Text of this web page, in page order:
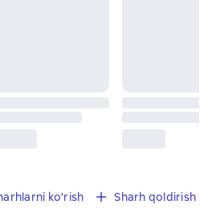
ko'rish Sharh qoldirish